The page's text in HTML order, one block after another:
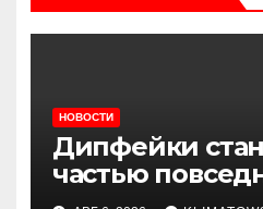
НОВОСТИ
Дипфейки
частью
жизни: почему